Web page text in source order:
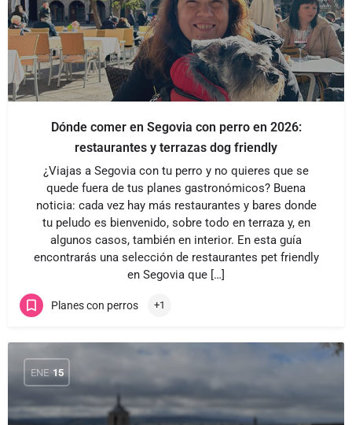
Dónde comer en Segovia con perro en 2026:
restaurantes y terrazas dog friendly
¿Viajas a Segovia con tu perro y no quieres que se
quede fuera de tus planes gastronómicos? Buena
noticia: cada vez hay más restaurantes y bares donde
tu peludo es bienvenido, sobre todo en terraza y, en
algunos casos, también en interior. En esta guía
encontrarás una selección de restaurantes pet friendly
en Segovia que […]
Planes con perros +1
ENE 15